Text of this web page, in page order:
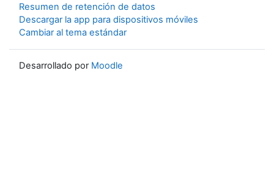
Resumen de retención de datos
Descargar la app para dispositivos móviles
Cambiar al tema estándar
Desarrollado por Moodle